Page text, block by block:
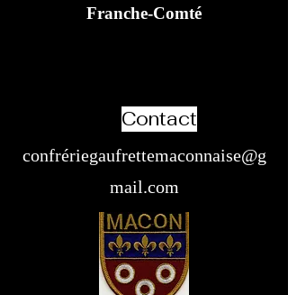
Franche-Comté
confrériegaufrettemaconnaise@g
mail.com
Contact